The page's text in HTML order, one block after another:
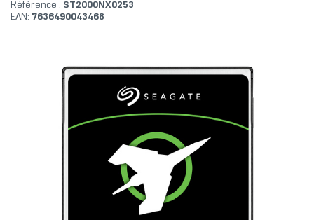
Référence : ST2000NX0253
EAN: 7636490043468